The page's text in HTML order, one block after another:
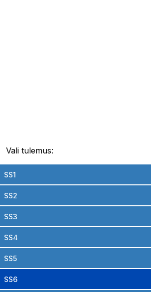
Vali tulemus:
SS1
SS2
SS3
SS4
SS5
SS6